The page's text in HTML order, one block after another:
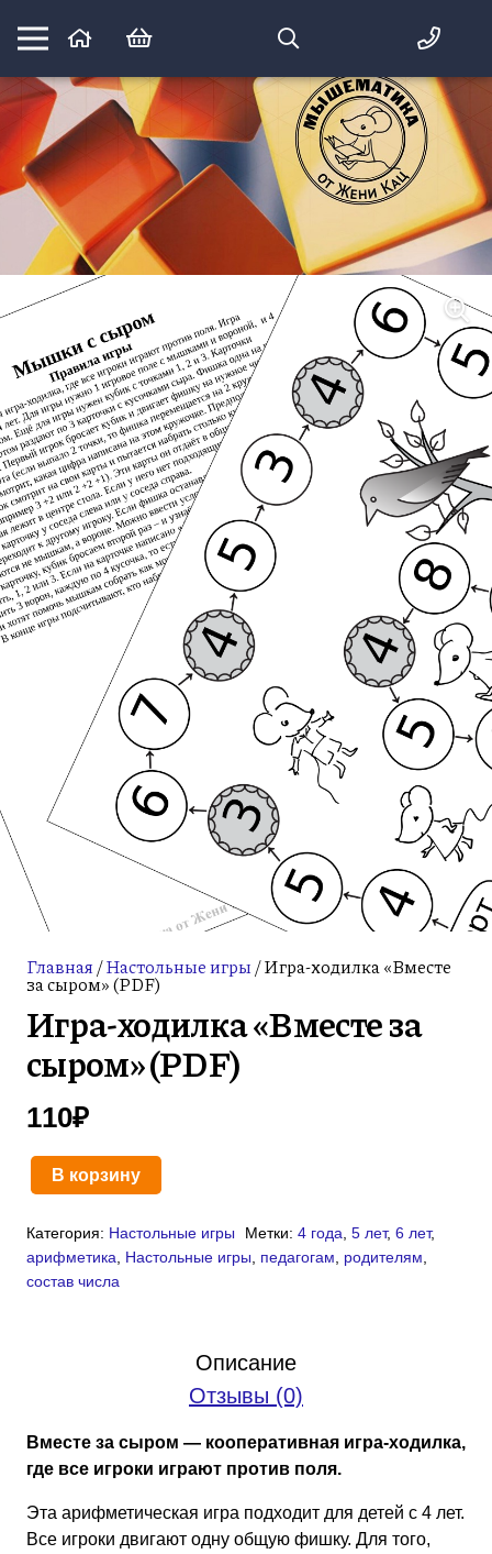
Математика вприпрыжку:
идеи и игры для детей и их родителей
Главная/Настольные игры / Игра-ходилка «Вместе
за сыром» (PDF)
Игра-ходилка «Вместе за
сыром» (PDF)
110₽
Количество
Игра-
ходилка
«Вместе
В корзину
Категория: Настольные игры Метки: 4 года 5 лет, 6 лет,
арифметика
Настольные игры педагогам родителям
состав числа
Описание
Отзывы (0)
Вместе за сыром — кооперативная игра-ходилка,
где все игроки играют против поля.
Эта арифметическая игра подходит для детей с 4 лет.
Все игроки двигают одну общую фишку. Для того,